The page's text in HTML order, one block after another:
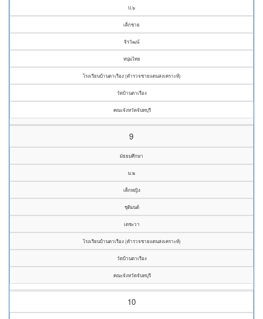
ป.๖
เด็กชาย
จิรวัฒน์
หนุ่มไทย
โรงเรียนบ้านตาเรือง (ตำรวจชายแดนสงเคราะห์)
วัดบ้านตาเรือง
คณะจังหวัดจันทบุรี
9
มัธยมศึกษา
ม.๒
เด็กหญิง
ชุติมนต์
เตชะวา
โรงเรียนบ้านตาเรือง (ตำรวจชายแดนสงเคราะห์)
วัดบ้านตาเรือง
คณะจังหวัดจันทบุรี
10